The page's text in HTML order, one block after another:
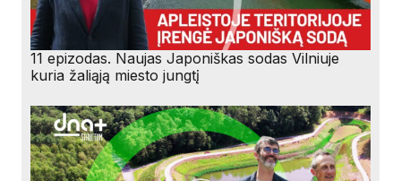
11 epizodas. Naujas Japoniškas sodas Vilniuje
kuria žaliąją miesto jungtį